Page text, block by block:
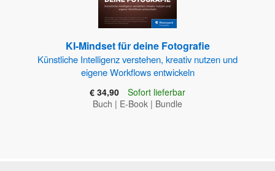
KI-Mindset für deine Fotografie
Künstliche Intelligenz verstehen, kreativ nutzen und
eigene Workflows entwickeln
€ 34,90
Sofort lieferbar
Buch | E-Book | Bundle